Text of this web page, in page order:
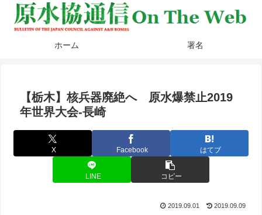
ホーム 署名
【栃木】核兵器廃絶へ 原水爆禁止2019
年世界大会-長崎
X Facebook はてブ
LINE コピー
2019.09.01 2019.09.09